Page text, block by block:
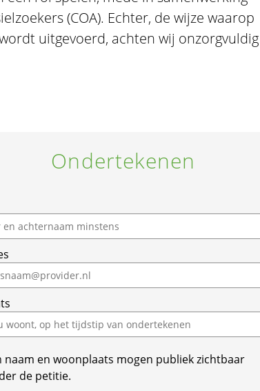
(COA). Echter, de wijze waarop
uitgevoerd, achten wij onzorgvuldig
Ondertekenen
naam en woonplaats mogen publiek zichtbaar
de petitie.